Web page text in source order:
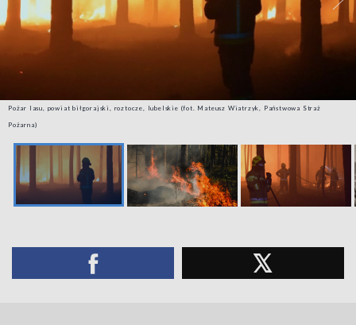
Pożar lasu, powiat biłgorajski, roztocze, lubelskie (fot. Mateusz Wiatrzyk, Państwowa Straż
Pożarna)